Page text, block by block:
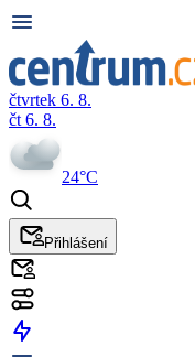
čtvrtek 6. 8.
čt 6. 8.
24°C
Přihlášení